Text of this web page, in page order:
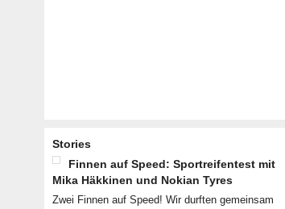
Stories
Finnen auf Speed: Sportreifentest mit
Mika Häkkinen und Nokian Tyres
Zwei Finnen auf Speed! Wir durften gemeinsam